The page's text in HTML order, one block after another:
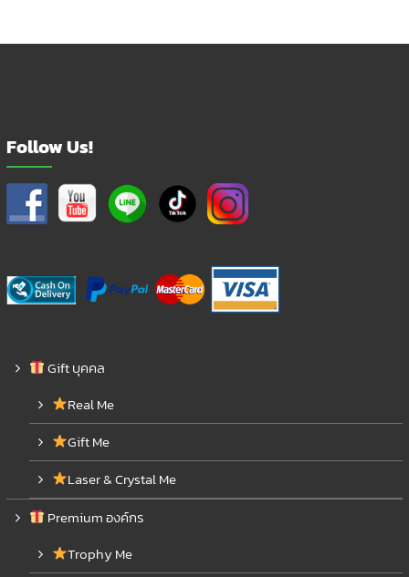
Follow Us!
Gift บุคคล
Real Me
Gift Me
Laser & Crystal Me
Premium องค์กร
Trophy Me